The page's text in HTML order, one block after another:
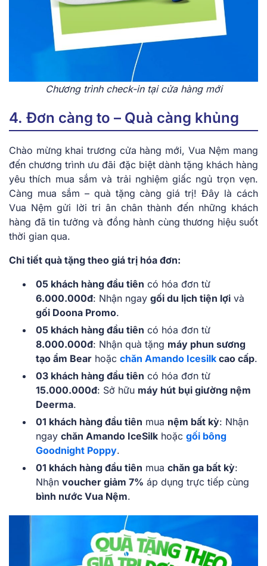
Chương trình check-in tại cửa hàng mới
4. Đơn càng to – Quà càng khủng
Chào mừng khai trương cửa hàng mới, Vua Nệm mang
đến chương trình ưu đãi đặc biệt dành tặng khách hàng
yêu thích mua sắm và trải nghiệm giấc ngủ trọn vẹn.
Càng mua sắm – quà tặng càng giá trị! Đây là cách
Vua Nệm gửi lời tri ân chân thành đến những khách
hàng đã tin tưởng và đồng hành cùng thương hiệu suốt
thời gian qua.
Chi tiết quà tặng theo giá trị hóa đơn:
05 khách hàng đầu tiên có hóa đơn từ
6.000.000đ: Nhận ngay gối du lịch tiện lợi và
gối Doona Promo.
05 khách hàng đầu tiên có hóa đơn từ
8.000.000đ: Nhận quà tặng máy phun sương
tạo ẩm Bear hoặc chăn Amando Icesilk cao cấp.
03 khách hàng đầu tiên có hóa đơn từ
15.000.000đ: Sở hữu máy hút bụi giường nệm
Deerma.
01 khách hàng đầu tiên mua nệm bất kỳ: Nhận
ngay chăn Amando IceSilk hoặc gối bông
Goodnight Poppy.
01 khách hàng đầu tiên mua chăn ga bất kỳ:
Nhận voucher giảm 7% áp dụng trực tiếp cùng
bình nước Vua Nệm.